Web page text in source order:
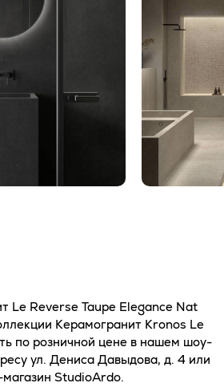
Le Reverse Taupe Elegance Nat
Керамогранит Kronos Le
по розничной цене в нашем шоу-
ул. Дениса Давыдова, д. 4 или
StudioArdo.